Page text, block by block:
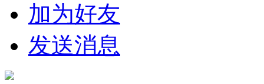
加为好友
发送消息